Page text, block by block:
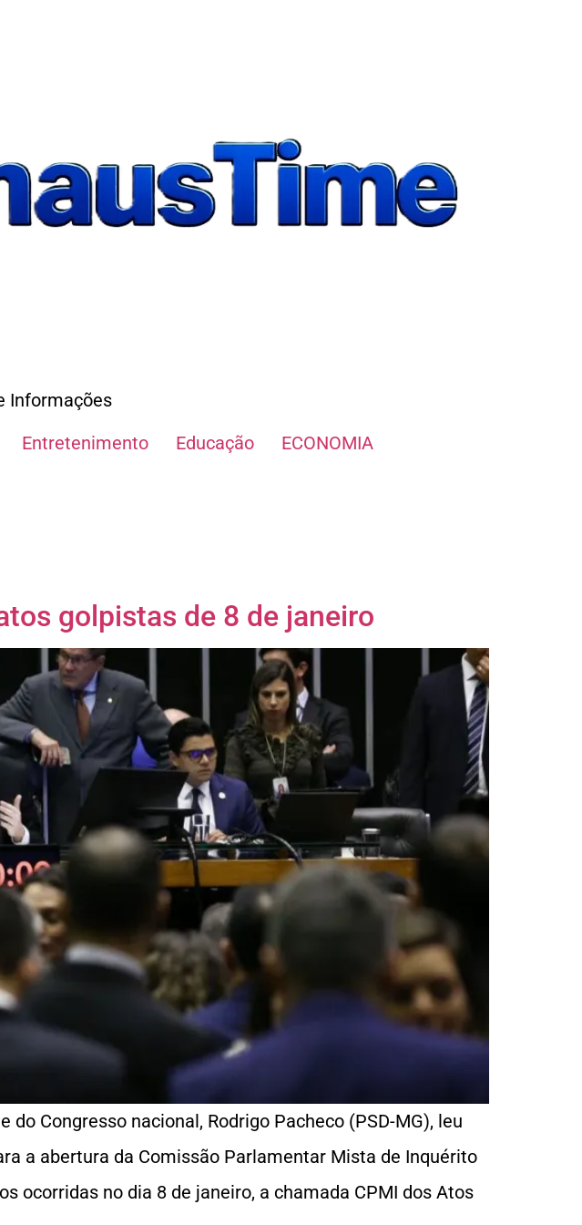
Informações
Entretenimento Educação ECONOMIA
golpistas de 8 de janeiro
Congresso nacional, Rodrigo Pacheco (PSD-MG), leu
a abertura da Comissão Parlamentar Mista de Inquérito
ocorridas no dia 8 de janeiro, a chamada CPMI dos Atos